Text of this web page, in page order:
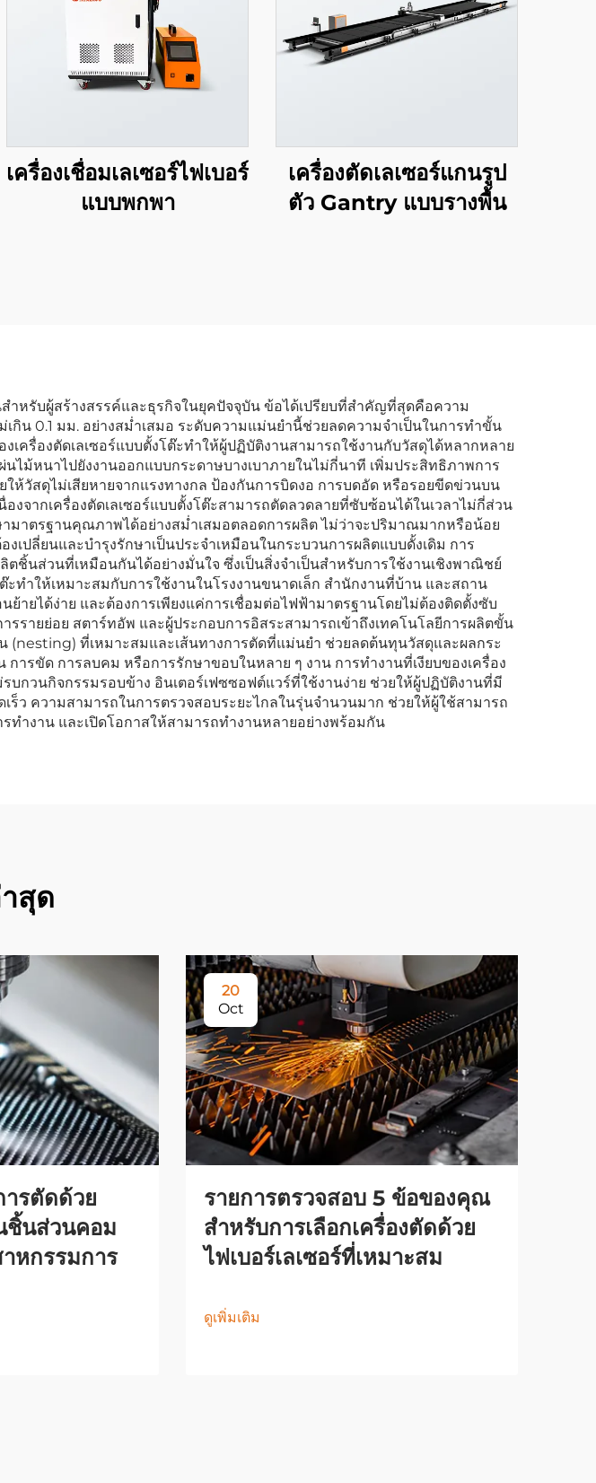
เครื่องเชื่อมเลเซอร์ไฟเบอร์
แบบพกพา
เครื่องตัดเลเซอร์แกนรูป
ตัว Gantry แบบรางพื้น
ำหรับผู้สร้างสรรค์และธุรกิจในยุคปัจจุบัน ข้อได้เปรียบที่สำคัญที่สุดคือความ
น 0.1 มม. อย่างสม่ำเสมอ ระดับความแม่นยำนี้ช่วยลดความจำเป็นในการทำขั้น
ครื่องตัดเลเซอร์แบบตั้งโต๊ะทำให้ผู้ปฏิบัติงานสามารถใช้งานกับวัสดุได้หลากหลาย
ไม้หนาไปยังงานออกแบบกระดาษบางเบาภายในไม่กี่นาที เพิ่มประสิทธิภาพการ
วัสดุไม่เสียหายจากแรงทางกล ป้องกันการบิดงอ การบดอัด หรือรอยขีดข่วนบน
จากเครื่องตัดเลเซอร์แบบตั้งโต๊ะสามารถตัดลวดลายที่ซับซ้อนได้ในเวลาไม่กี่ส่วน
าตรฐานคุณภาพได้อย่างสม่ำเสมอตลอดการผลิต ไม่ว่าจะปริมาณมากหรือน้อย
เปลี่ยนและบำรุงรักษาเป็นประจำเหมือนในกระบวนการผลิตแบบดั้งเดิม การ
นส่วนที่เหมือนกันได้อย่างมั่นใจ ซึ่งเป็นสิ่งจำเป็นสำหรับการใช้งานเชิงพาณิชย์
ทำให้เหมาะสมกับการใช้งานในโรงงานขนาดเล็ก สำนักงานที่บ้าน และสถาน
ยได้ง่าย และต้องการเพียงแค่การเชื่อมต่อไฟฟ้ามาตรฐานโดยไม่ต้องติดตั้งซับ
รายย่อย สตาร์ทอัพ และผู้ประกอบการอิสระสามารถเข้าถึงเทคโนโลยีการผลิตขั้น
(nesting) ที่เหมาะสมและเส้นทางการตัดที่แม่นยำ ช่วยลดต้นทุนวัสดุและผลกระ
ารขัด การลบคม หรือการรักษาขอบในหลาย ๆ งาน การทำงานที่เงียบของเครื่อง
กวนกิจกรรมรอบข้าง อินเตอร์เฟซซอฟต์แวร์ที่ใช้งานง่าย ช่วยให้ผู้ปฏิบัติงานที่มี
ความสามารถในการตรวจสอบระยะไกลในรุ่นจำนวนมาก ช่วยให้ผู้ใช้สามารถ
ทำงาน และเปิดโอกาสให้สามารถทำงานหลายอย่างพร้อมกัน
สุด
ารตัดด้วย
ชิ้นส่วนคอม
หกรรมการ
20
Oct
รายการตรวจสอบ 5 ข้อของคุณ
สำหรับการเลือกเครื่องตัดด้วย
ไฟเบอร์เลเซอร์ที่เหมาะสม
ดูเพิ่มเติม